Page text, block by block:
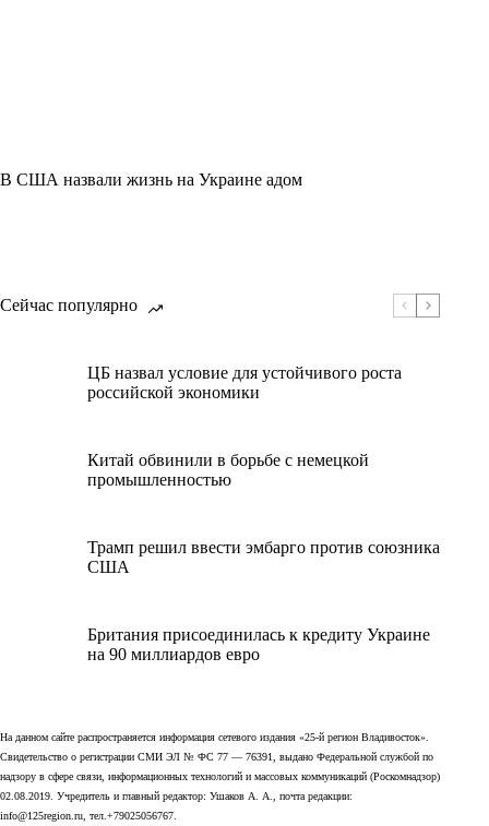
В США назвали жизнь на Украине адом
Сейчас популярно
ЦБ назвал условие для устойчивого роста
российской экономики
Китай обвинили в борьбе с немецкой
промышленностью
Трамп решил ввести эмбарго против союзника
США
Британия присоединилась к кредиту Украине
на 90 миллиардов евро
На данном сайте распространяется информация сетевого издания «25-й регион Владивосток».
Свидетельство о регистрации СМИ ЭЛ № ФС 77 — 76391, выдано Федеральной службой по
надзору в сфере связи, информационных технологий и массовых коммуникаций (Роскомнадзор)
02.08.2019. Учредитель и главный редактор: Ушаков А. А., почта редакции:
info@125region.ru, тел.+79025056767.